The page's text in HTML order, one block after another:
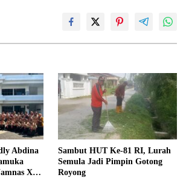
Abdina
XII
Sambut HUT Ke-81 RI, Lurah
Semula Jadi Pimpin Gotong
Royong